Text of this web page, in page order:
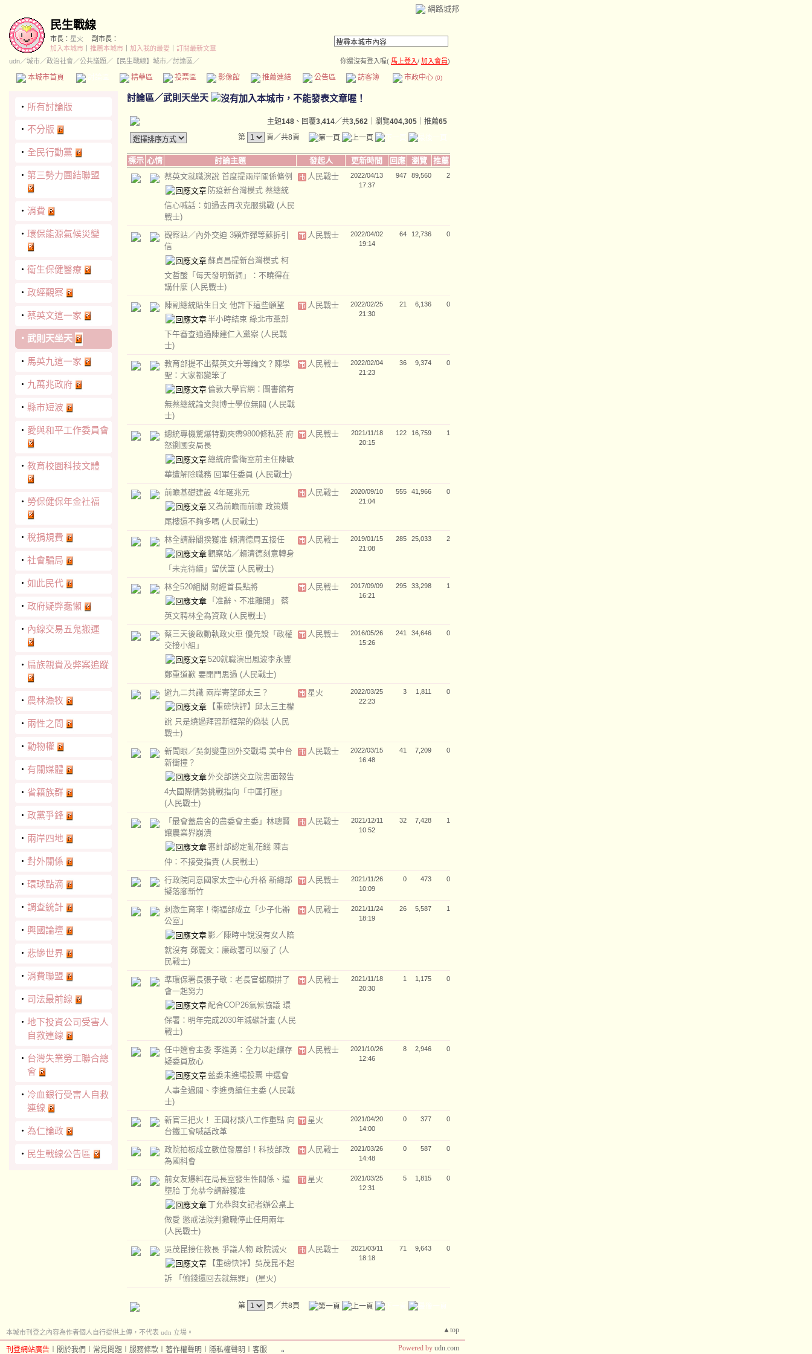
網路城邦
民生戰線
市長： 星火
副市長：
加入本城市
推薦本城市 加入我的最愛
訂閱最新文章
udn／城市／政治社會 ／公共議題 ／ 【民生戰線】城市／討論區／ 你還沒有登入喔( 馬上登入/ 加入會員)
本城市首頁 精華區 投票區 影像館 推薦連結 公告區 訪客簿 市政中心 (0)
‧ 所有討論版
‧ 不分版
‧ 全民行動黨
‧ 第三勢力團結聯盟
‧ 消費
‧ 環保能源氣候災變
‧ 衛生保健醫療
‧ 政經觀察
‧ 蔡英文這一家
‧ 武則天坐天
‧ 馬英九這一家
‧ 九萬兆政府
‧ 縣市短波
‧ 愛與和平工作委員會
‧ 教育校園科技文體
‧ 勞保健保年金社福
‧ 稅捐規費
‧ 社會騙局
‧ 如此民代
‧ 政府疑弊蠢懶
‧ 內線交易五鬼搬運
‧ 扁族親貴及弊案追蹤
‧ 農林漁牧
‧ 兩性之間
‧ 動物權
‧ 有關媒體
‧ 省籍族群
‧ 政黨爭鋒
‧ 兩岸四地
‧ 對外關係
‧ 環球點滴
‧ 調查統計
‧ 興國論壇
‧ 悲慘世界
‧ 消費聯盟
‧ 司法最前線
‧ 地下投資公司受害人
自救連線
‧ 台灣失業勞工聯合總
會
‧ 冷血銀行受害人自救
連線
‧ 為仁論政
‧ 民生戰線公告區
討論區／武則天坐天
主題148 、回覆3,414／共3,562 ｜瀏覽404,305 ｜推薦65
第
頁／共8頁
標示 心情 討論主題 發起人 更新時間 回應 瀏覽
推薦
蔡英文就職演說 首度提兩岸關係條例
防疫新台灣模式 蔡總統
信心喊話：如過去再次克服挑戰 (人民
戰士)
人民戰士
2022/04/13
17:37
947 89,560 2
觀察站／內外交迫 3顆炸彈等蘇拆引
信
蘇貞昌提新台灣模式 柯
文哲酸「每天發明新詞」：不曉得在
講什麼 (人民戰士)
人民戰士
2022/04/02
19:14
64 12,736 0
陳副總統貼生日文 他許下這些願望
半小時結束 綠北市黨部
下午審查通過陳建仁入黨案 (人民戰
士)
人民戰士
2022/02/25
21:30
21 6,136 0
教育部提不出蔡英文升等論文？陳學
聖：大家都變笨了
倫敦大學官網：圖書館有
無蔡總統論文與博士學位無關 (人民戰
士)
人民戰士
2022/02/04
21:23
36 9,374 0
總統專機驚爆特勤夾帶9800條私菸 府
怒鍘國安局長
總統府警衛室前主任陳敏
華遭解除職務 回軍任委員 (人民戰士)
人民戰士
2021/11/18
20:15
122 16,759 1
前瞻基礎建設 4年砸兆元
又為前瞻而前瞻 政策爛
尾樓還不夠多嗎 (人民戰士)
人民戰士
2020/09/10
21:04
555 41,966 0
林全請辭閣揆獲准 賴清德周五接任
觀察站／賴清德刻意轉身
「未完待續」留伏筆 (人民戰士)
人民戰士
2019/01/15
21:08
285 25,033 2
林全520組閣 財經首長點將
「准辭、不准離開」 蔡
英文聘林全為資政 (人民戰士)
人民戰士
2017/09/09
16:21
295 33,298 1
蔡三天後啟動執政火車 優先設「政權
交接小組」
520就職演出風波李永豐
鄭重道歉 要閉門思過 (人民戰士)
人民戰士
2016/05/26
15:26
241 34,646 0
避九二共識 兩岸寄望邱太三？
【重磅快評】邱太三主權
說 只是繞過拜習新框架的偽裝 (人民
戰士)
星火
2022/03/25
22:23
3 1,811 0
新聞眼／吳釗燮重回外交戰場 美中台
新衝撞？
外交部送交立院書面報告
4大國際情勢挑戰指向「中國打壓」
(人民戰士)
人民戰士
2022/03/15
16:48
41 7,209 0
「最會蓋農舍的農委會主委」林聰賢
讓農業界崩潰
審計部認定亂花錢 陳吉
仲：不接受指責 (人民戰士)
人民戰士
2021/12/11
10:52
32 7,428 1
行政院同意國家太空中心升格 新總部
擬落腳新竹
人民戰士
2021/11/26
10:09
0 473 0
刺激生育率！衛福部成立「少子化辦
公室」
影／陳時中說沒有女人陪
就沒有 鄭麗文：廉政署可以廢了 (人
民戰士)
人民戰士
2021/11/24
18:19
26 5,587 1
準環保署長張子敬：老長官都願拼了
會一起努力
配合COP26氣候協議 環
保署：明年完成2030年減碳計畫 (人民
戰士)
人民戰士
2021/11/18
20:30
1 1,175 0
任中選會主委 李進勇：全力以赴讓存
疑委員放心
藍委未進場投票 中選會
人事全過關、李進勇續任主委 (人民戰
士)
人民戰士
2021/10/26
12:46
8 2,946 0
新官三把火！ 王國材談八工作重點 向
台鐵工會喊話改革
星火
2021/04/20
14:00
0 377 0
政院拍板成立數位發展部！科技部改
為國科會
人民戰士
2021/03/26
14:48
0 587 0
前女友爆料在局長室發生性關係、逼
墮胎 丁允恭今請辭獲准
丁允恭與女記者辦公桌上
做愛 懲戒法院判撤職停止任用兩年
(人民戰士)
星火
2021/03/25
12:31
5 1,815 0
吳茂昆接任教長 爭議人物 政院滅火
【重磅快評】吳茂昆不起
訴 「偷錢還回去就無罪」 (星火)
人民戰士
2021/03/11
18:18
71 9,643 0
第 頁／共8頁
▲top
本城市刊登之內容為作者個人自行提供上傳，不代表 udn 立場。
刊登網站廣告 關於我們 常見問題 服務條款 著作權聲明 隱私權聲明 客服 Powered by udn.com